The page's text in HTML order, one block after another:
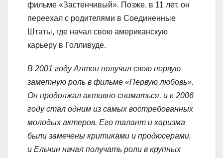
фильме «Застенчивый». Позже, в 11 лет, он
переехал с родителями в Соединенные
Штаты, где начал свою американскую
карьеру в Голливуде.
В 2001 году Антон получил свою первую
заметную роль в фильме «Первую любовь».
Он продолжал активно сниматься, и к 2006
году стал одним из самых востребованных
молодых актеров. Его талант и харизма
были замечены критиками и продюсерами,
и Ельчин начал получать роли в крупных